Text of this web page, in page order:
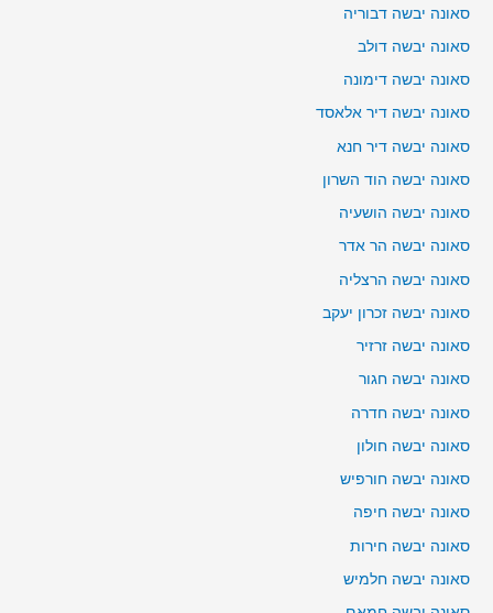
סאונה יבשה דבוריה
סאונה יבשה דולב
סאונה יבשה דימונה
סאונה יבשה דיר אלאסד
סאונה יבשה דיר חנא
סאונה יבשה הוד השרון
סאונה יבשה הושעיה
סאונה יבשה הר אדר
סאונה יבשה הרצליה
סאונה יבשה זכרון יעקב
סאונה יבשה זרזיר
סאונה יבשה חגור
סאונה יבשה חדרה
סאונה יבשה חולון
סאונה יבשה חורפיש
סאונה יבשה חיפה
סאונה יבשה חירות
סאונה יבשה חלמיש